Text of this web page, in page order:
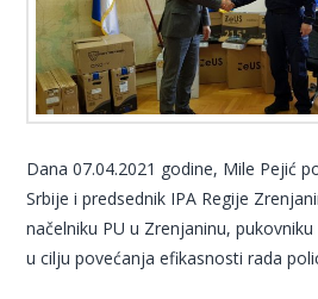
Dana 07.04.2021 godine, Mile Pejić
Srbije i predsednik IPA Regije
načelniku PU u Zrenjaninu,
u cilju povećanja efikasnosti rada